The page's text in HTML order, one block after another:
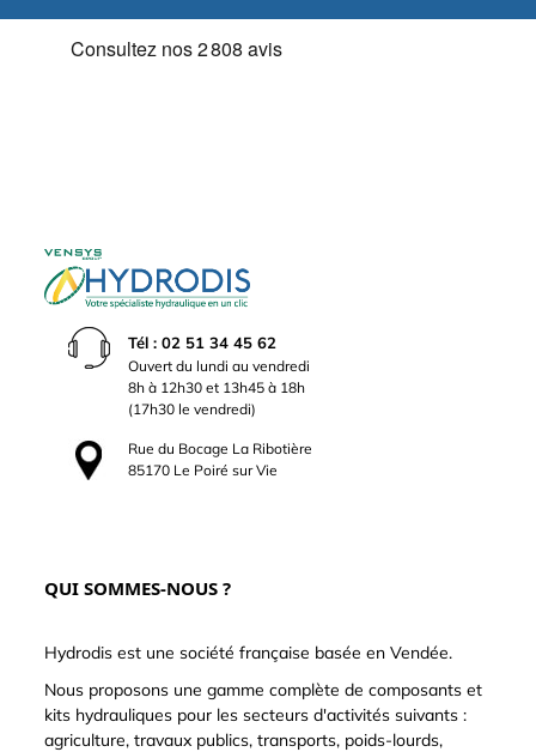
Tél : 02 51 34 45 62
Ouvert du lundi au vendredi
8h à 12h30 et 13h45 à 18h
(17h30 le vendredi)
Rue du Bocage La Ribotière
85170 Le Poiré sur Vie
QUI SOMMES-NOUS ?
Hydrodis est une société française basée en Vendée.
Nous proposons une gamme complète de composants et
kits hydrauliques pour les secteurs d'activités suivants :
agriculture, travaux publics, transports, poids-lourds,